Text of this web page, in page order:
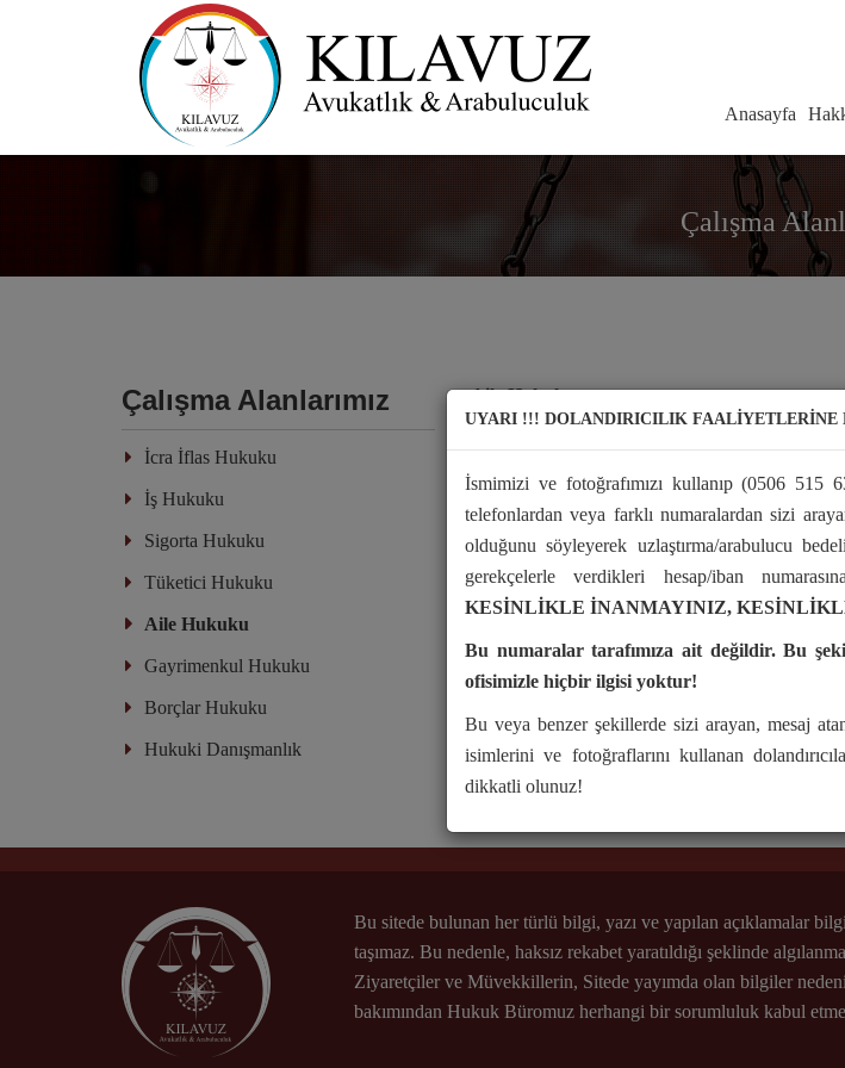
UYARI !!! DOLANDIRICILIK
İsmimizi ve fotoğrafımızı kullanıp (0506
telefonlardan veya farklı numaralardan sizi
olduğunu söyleyerek uzlaştırma/arabulucu
gerekçelerle verdikleri hesap/iban
KESİNLİKLE İNANMAYINIZ,
Bu numaralar tarafımıza ait değildir. Bu
ofisimizle hiçbir ilgisi yoktur!
Bu veya benzer şekillerde sizi arayan, mesaj
isimlerini ve fotoğraflarını kullanan
dikkatli olunuz!
Anasayfa
Çalışma
Çalışma Alanlarımız
İcra İflas Hukuku
İş Hukuku
Sigorta Hukuku
Tüketici Hukuku
Aile Hukuku
Gayrimenkul Hukuku
Borçlar Hukuku
Hukuki Danışmanlık
Aile Hukuku
...
Bu sitede bulunan her türlü bilgi, yazı ve yapılan açıklamalar
taşımaz. Bu nedenle, haksız rekabet yaratıldığı şeklinde
Ziyaretçiler ve Müvekkillerin, Sitede yayımda olan bilgiler
bakımından Hukuk Büromuz herhangi bir sorumluluk kabul